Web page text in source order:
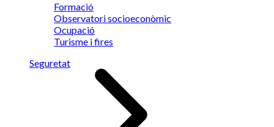
Formació
Observatori socioeconòmic
Ocupació
Turisme i fires
Seguretat